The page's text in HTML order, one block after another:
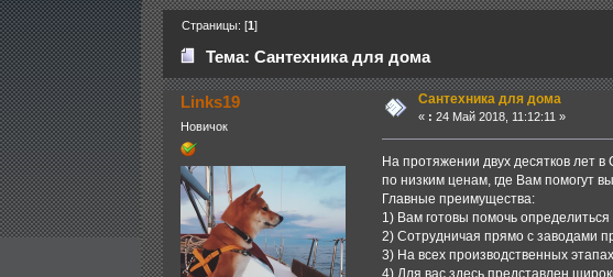
Страницы: [1]
Тема: Сантехника для дома
Links19
Новичок
Сантехника для дома
« : 24 Май 2018, 11:12:11 »
На протяжении двух десятков лет
по низким ценам, где Вам помогут
Главные преимущества:
1) Вам готовы помочь
2) Сотрудничая прямо с заводами
3) На всех производственных